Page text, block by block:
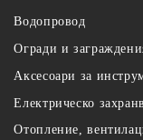
Водопровод
Огради и
Аксесоари за
Електрическо
Отопление,